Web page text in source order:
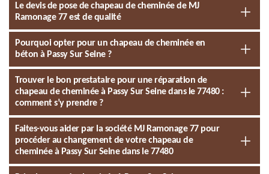
Le devis de pose de chapeau de cheminée de MJ
Ramonage 77 est de qualité
Pourquoi opter pour un chapeau de cheminée en
béton à Passy Sur Seine ?
Trouver le bon prestataire pour une réparation de
chapeau de cheminée à Passy Sur Seine dans le 77480 :
comment s’y prendre ?
Faites-vous aider par la société MJ Ramonage 77 pour
procéder au changement de votre chapeau de
cheminée à Passy Sur Seine dans le 77480